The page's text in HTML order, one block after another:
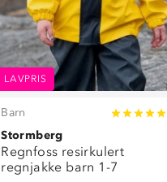
LAVPRIS
Barn
Stormberg
Regnfoss resirkulert
regnjakke barn 1-7